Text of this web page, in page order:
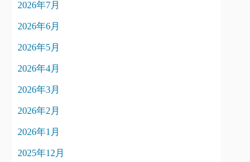
2026年7月
2026年6月
2026年5月
2026年4月
2026年3月
2026年2月
2026年1月
2025年12月